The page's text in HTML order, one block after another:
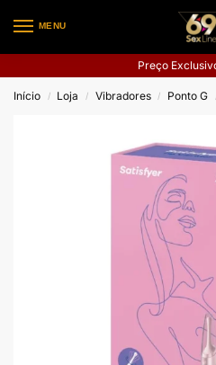
MENU
Preço
Início / Loja / Vibradores / Ponto G